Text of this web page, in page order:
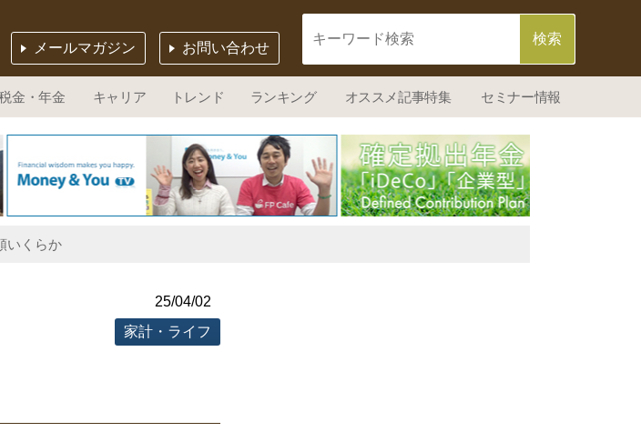
お問い合わせ
メールマガジン
金・年金 キャリア トレンド ランキング オススメ記事特集 セミナー情報
いくらか
25/04/02
家計・ライフ